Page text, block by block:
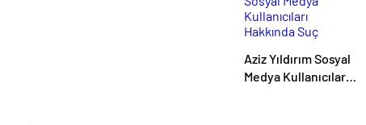
Aziz Yıldırım Sosyal
Medya Kullanıcıları